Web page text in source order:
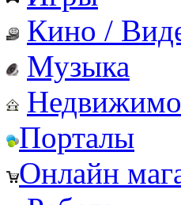
Кино /
Музыка
Порталы
Онлайн